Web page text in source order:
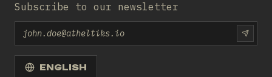
Subscribe to our newsletter
Email
ENGLISH